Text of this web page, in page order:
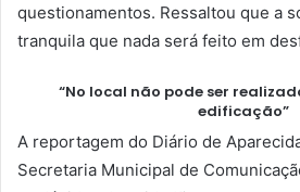
questionamentos. Ressaltou que a
tranquila que nada será feito em
“No local não pode ser
edificação”
A reportagem do Diário de
Secretaria Municipal de